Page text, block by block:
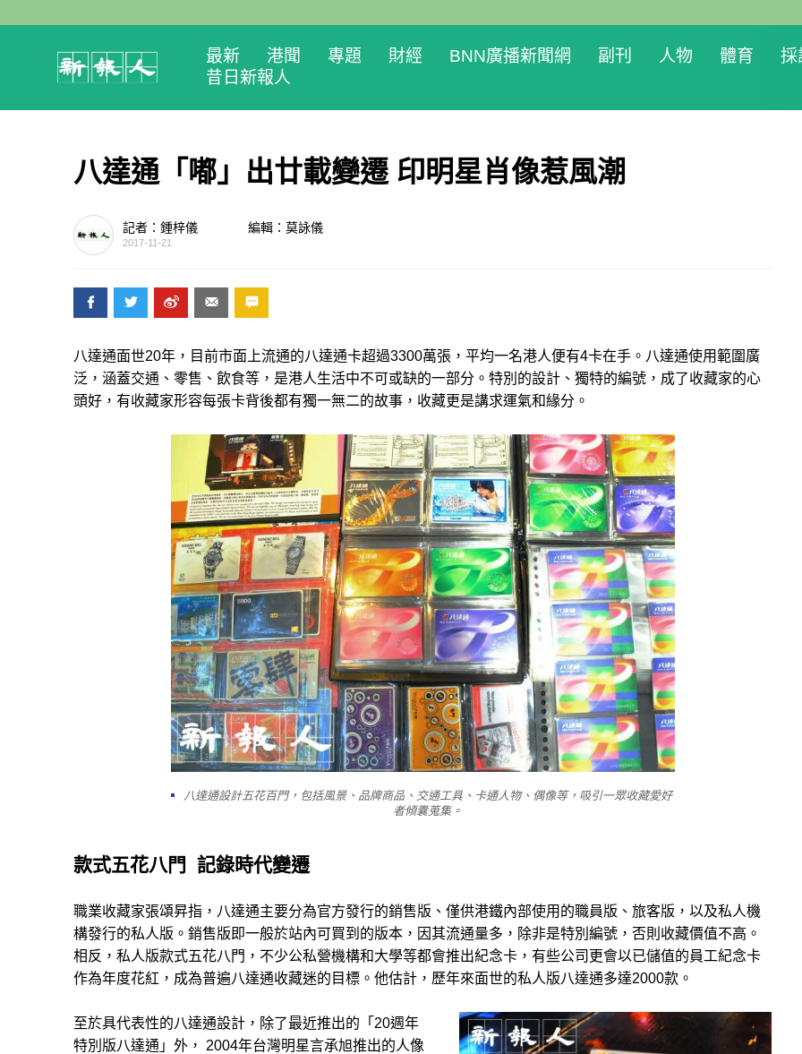
最新 港聞 專題 財經 BNN廣播新聞網 副刊 人物 體育 採
昔日新報人
八達通「嘟」出廿載變遷 印明星肖像惹風潮
記者：鍾梓儀 編輯：莫詠儀
2017-11-21
八達通面世20年，目前市面上流通的八達通卡超過3300萬張，平均一名港人便有4卡在手。八達通使用範圍廣
泛，涵蓋交通、零售、飲食等，是港人生活中不可或缺的一部分。特別的設計、獨特的編號，成了收藏家的心
頭好，有收藏家形容每張卡背後都有獨一無二的故事，收藏更是講求運氣和緣分。
八達通設計五花百門，包括風景、品牌商品、交通工具、卡通人物、偶像等，吸引一眾收藏愛好
者傾囊蒐集。
款式五花八門 記錄時代變遷
職業收藏家張頌昇指，八達通主要分為官方發行的銷售版、僅供港鐵內部使用的職員版、旅客版，以及私人機
構發行的私人版。銷售版即一般於站內可買到的版本，因其流通量多，除非是特別編號，否則收藏價值不高。
相反，私人版款式五花八門，不少公私營機構和大學等都會推出紀念卡，有些公司更會以已儲值的員工紀念卡
作為年度花紅，成為普遍八達通收藏迷的目標。他估計，歷年來面世的私人版八達通多達2000款。
至於具代表性的八達通設計，除了最近推出的「20週年
特別版八達通」外， 2004年台灣明星言承旭推出的人像